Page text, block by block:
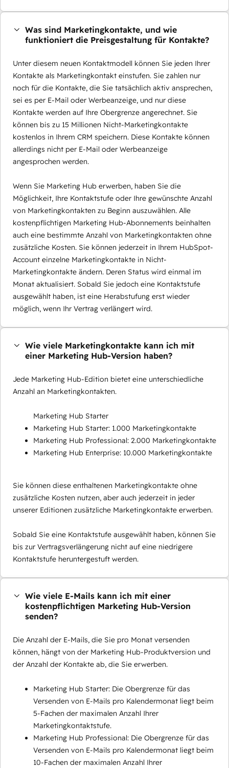
Was sind Marketingkontakte, und wie
funktioniert die Preisgestaltung für Kontakte?
Unter diesem neuen Kontaktmodell können Sie jeden Ihrer
Kontakte als Marketingkontakt einstufen. Sie zahlen nur
noch für die Kontakte, die Sie tatsächlich aktiv ansprechen,
sei es per E-Mail oder Werbeanzeige, und nur diese
Kontakte werden auf Ihre Obergrenze angerechnet. Sie
können bis zu 15 Millionen Nicht-Marketingkontakte
kostenlos in Ihrem CRM speichern. Diese Kontakte können
allerdings nicht per E-Mail oder Werbeanzeige
angesprochen werden.
Wenn Sie Marketing Hub erwerben, haben Sie die
Möglichkeit, Ihre Kontaktstufe oder Ihre gewünschte Anzahl
von Marketingkontakten zu Beginn auszuwählen. Alle
kostenpflichtigen Marketing Hub-Abonnements beinhalten
auch eine bestimmte Anzahl von Marketingkontakten ohne
zusätzliche Kosten. Sie können jederzeit in Ihrem HubSpot-
Account einzelne Marketingkontakte in Nicht-
Marketingkontakte ändern. Deren Status wird einmal im
Monat aktualisiert. Sobald Sie jedoch eine Kontaktstufe
ausgewählt haben, ist eine Herabstufung erst wieder
möglich, wenn Ihr Vertrag verlängert wird.
Wie viele Marketingkontakte kann ich mit
einer Marketing Hub-Version haben?
Jede Marketing Hub-Edition bietet eine unterschiedliche
Anzahl an Marketingkontakten.
Marketing Hub Starter
Marketing Hub Starter: 1.000 Marketingkontakte
Marketing Hub Professional: 2.000 Marketingkontakte
Marketing Hub Enterprise: 10.000 Marketingkontakte
Sie können diese enthaltenen Marketingkontakte ohne
zusätzliche Kosten nutzen, aber auch jederzeit in jeder
unserer Editionen zusätzliche Marketingkontakte erwerben.
Sobald Sie eine Kontaktstufe ausgewählt haben, können Sie
bis zur Vertragsverlängerung nicht auf eine niedrigere
Kontaktstufe heruntergestuft werden.
Wie viele E-Mails kann ich mit einer
kostenpflichtigen Marketing Hub-Version
senden?
Die Anzahl der E-Mails, die Sie pro Monat versenden
können, hängt von der Marketing Hub-Produktversion und
der Anzahl der Kontakte ab, die Sie erwerben.
Marketing Hub Starter: Die Obergrenze für das
Versenden von E-Mails pro Kalendermonat liegt beim
5-Fachen der maximalen Anzahl Ihrer
Marketingkontaktstufe.
Marketing Hub Professional: Die Obergrenze für das
Versenden von E-Mails pro Kalendermonat liegt beim
10-Fachen der maximalen Anzahl Ihrer